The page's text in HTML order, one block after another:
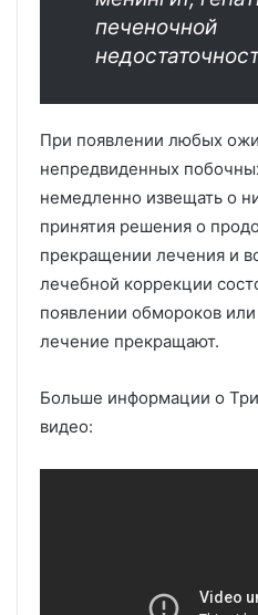
печеночной
При появлении любых
непредвиденных
немедленно извещать о
принятия решения о
прекращении лечения и
лечебной коррекции
появлении обмороков
лечение прекращают.
Больше информации о
видео: